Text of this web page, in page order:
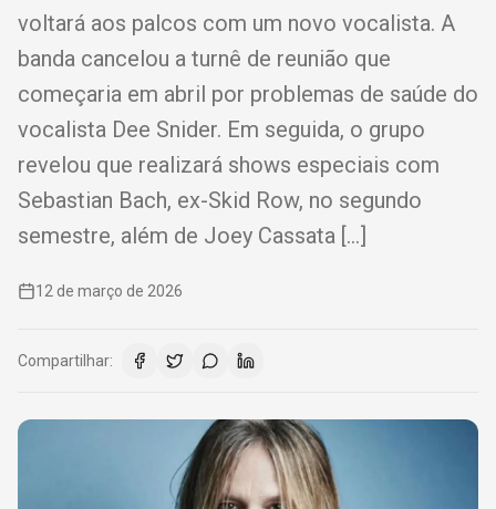
voltará aos palcos com um novo vocalista. A
banda cancelou a turnê de reunião que
começaria em abril por problemas de saúde do
vocalista Dee Snider. Em seguida, o grupo
revelou que realizará shows especiais com
Sebastian Bach, ex-Skid Row, no segundo
semestre, além de Joey Cassata […]
12 de março de 2026
Compartilhar: